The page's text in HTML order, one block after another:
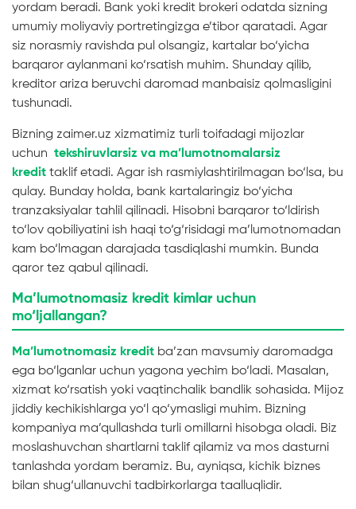
yordam beradi. Bank yoki kredit brokeri odatda sizning
umumiy moliyaviy portretingizga e’tibor qaratadi. Agar
siz norasmiy ravishda pul olsangiz, kartalar bo‘yicha
barqaror aylanmani ko‘rsatish muhim. Shunday qilib,
kreditor ariza beruvchi daromad manbaisiz qolmasligini
tushunadi.
Bizning zaimer.uz xizmatimiz turli toifadagi mijozlar
uchun tekshiruvlarsiz va ma’lumotnomalarsiz
kredit taklif etadi. Agar ish rasmiylashtirilmagan bo‘lsa, bu
qulay. Bunday holda, bank kartalaringiz bo‘yicha
tranzaksiyalar tahlil qilinadi. Hisobni barqaror to‘ldirish
to‘lov qobiliyatini ish haqi to‘g‘risidagi ma’lumotnomadan
kam bo‘lmagan darajada tasdiqlashi mumkin. Bunda
qaror tez qabul qilinadi.
Ma’lumotnomasiz kredit kimlar uchun
mo‘ljallangan?
Ma’lumotnomasiz kredit ba’zan mavsumiy daromadga
ega bo‘lganlar uchun yagona yechim bo‘ladi. Masalan,
xizmat ko‘rsatish yoki vaqtinchalik bandlik sohasida. Mijoz
jiddiy kechikishlarga yo‘l qo‘ymasligi muhim. Bizning
kompaniya ma’qullashda turli omillarni hisobga oladi. Biz
moslashuvchan shartlarni taklif qilamiz va mos dasturni
tanlashda yordam beramiz. Bu, ayniqsa, kichik biznes
bilan shug‘ullanuvchi tadbirkorlarga taalluqlidir.